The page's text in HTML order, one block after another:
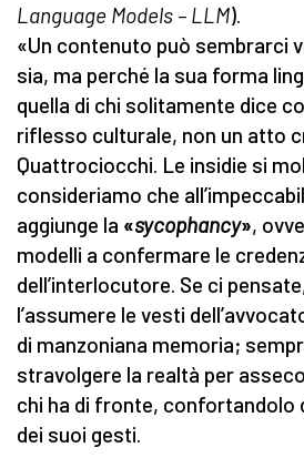
Language Models – LLM).
«Un contenuto può sembrarci
sia, ma perché la sua forma
quella di chi solitamente dice
riflesso culturale, non un atto
Quattrociocchi. Le insidie si
consideriamo che
aggiunge la «sycophancy»,
modelli a confermare le
dell’interlocutore. Se ci
l’assumere le vesti
di manzoniana memoria;
stravolgere la realtà per
chi ha di fronte, confortandolo
dei suoi gesti.